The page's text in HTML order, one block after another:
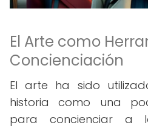
El Arte como
Concienciación
El arte ha sido
historia como una
para concienciar a